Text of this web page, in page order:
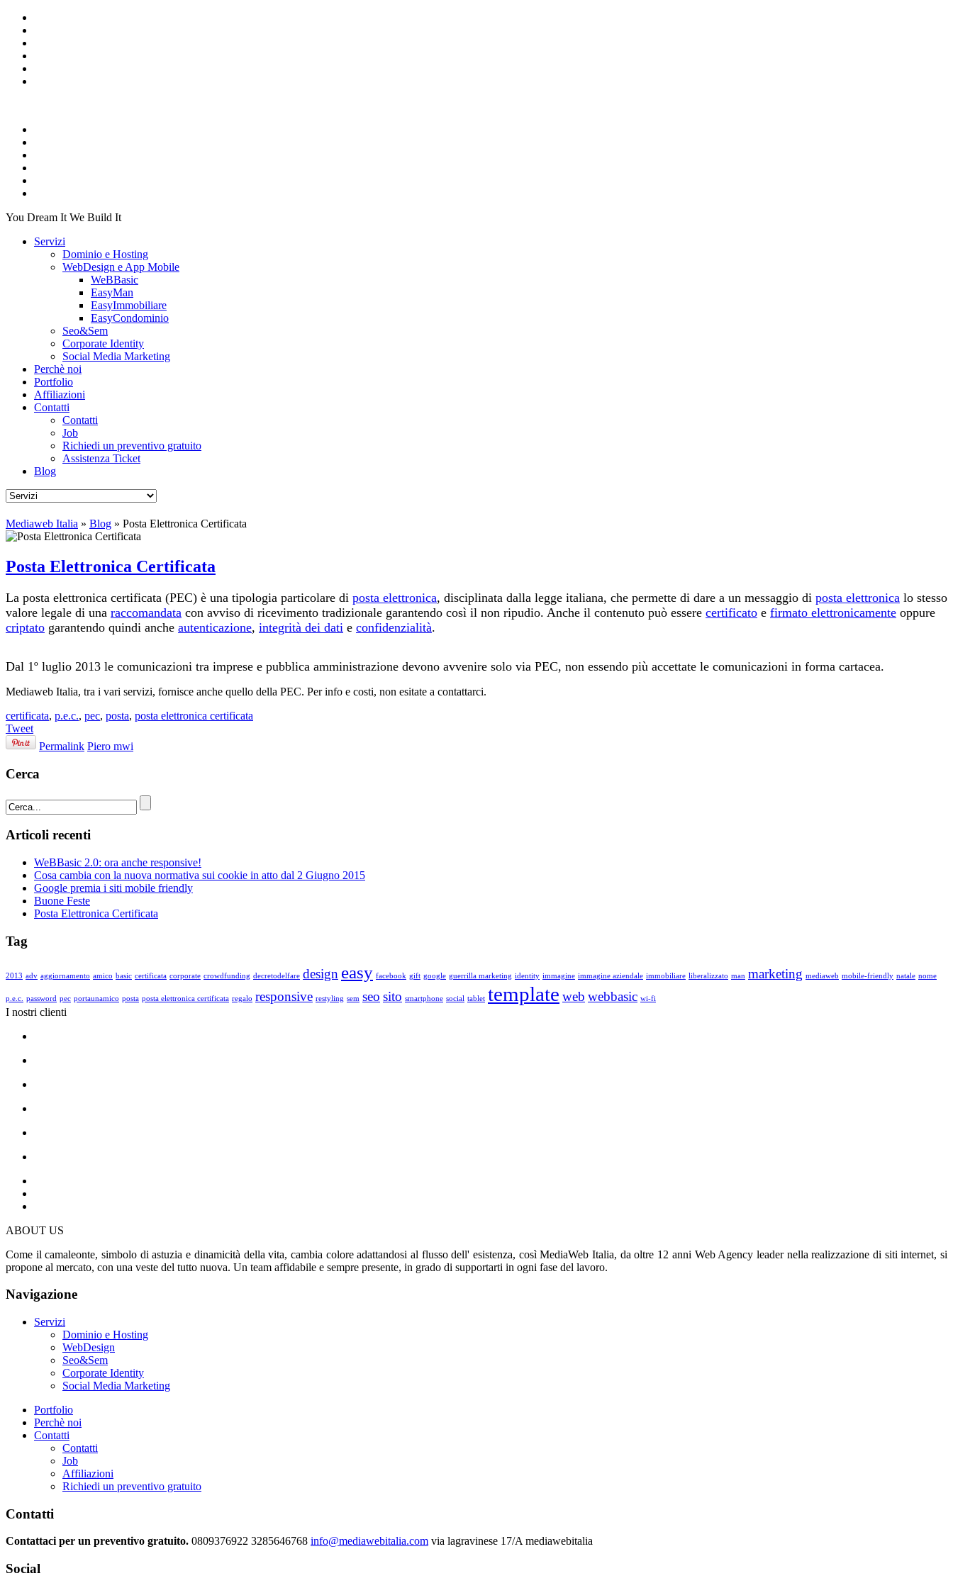
You Dream It We Build It
Servizi
Dominio e Hosting
WebDesign e App Mobile
WeBBasic
EasyMan
EasyImmobiliare
EasyCondominio
Seo&Sem
Corporate Identity
Social Media Marketing
Perchè noi
Portfolio
Affiliazioni
Contatti
Contatti
Job
Richiedi un preventivo gratuito
Assistenza Ticket
Blog
Mediaweb Italia » Blog » Posta Elettronica Certificata
Posta Elettronica Certificata
La posta elettronica certificata (PEC) è una tipologia particolare di posta elettronica, disciplinata dalla legge italiana, che permette di dare a un messaggio di posta elettronica lo stesso
valore legale di una raccomandata con avviso di ricevimento tradizionale garantendo così il non ripudio. Anche il contenuto può essere certificato e firmato elettronicamente oppure
criptato garantendo quindi anche autenticazione, integrità dei dati e confidenzialità.
Dal 1º luglio 2013 le comunicazioni tra imprese e pubblica amministrazione devono avvenire solo via PEC, non essendo più accettate le comunicazioni in forma cartacea.
Mediaweb Italia, tra i vari servizi, fornisce anche quello della PEC. Per info e costi, non esitate a contattarci.
certificata, p.e.c., pec, posta, posta elettronica certificata
Tweet
Permalink Piero mwi
Cerca
Articoli recenti
WeBBasic 2.0: ora anche responsive!
Cosa cambia con la nuova normativa sui cookie in atto dal 2 Giugno 2015
Google premia i siti mobile friendly
Buone Feste
Posta Elettronica Certificata
Tag
2013 adv aggiornamento amico basic certificata corporate crowdfunding decretodelfare design easy facebook gift google guerrilla marketing identity immagine immagine aziendale immobiliare liberalizzato man marketing mediaweb mobile-friendly natale nome
p.e.c. password pec portaunamico posta posta elettronica certificata regalo responsive restyling sem seo sito smartphone social tablet template web webbasic wi-fi
I nostri clienti
ABOUT US
Come il camaleonte, simbolo di astuzia e dinamicità della vita, cambia colore adattandosi al flusso dell' esistenza, così MediaWeb Italia, da oltre 12 anni Web Agency leader nella realizzazione di siti internet, si
propone al mercato, con una veste del tutto nuova. Un team affidabile e sempre presente, in grado di supportarti in ogni fase del lavoro.
Navigazione
Servizi
Dominio e Hosting
WebDesign
Seo&Sem
Corporate Identity
Social Media Marketing
Portfolio
Perchè noi
Contatti
Contatti
Job
Affiliazioni
Richiedi un preventivo gratuito
Contatti
Contattaci per un preventivo gratuito. 0809376922 3285646768 info@mediawebitalia.com via lagravinese 17/A mediawebitalia
Social